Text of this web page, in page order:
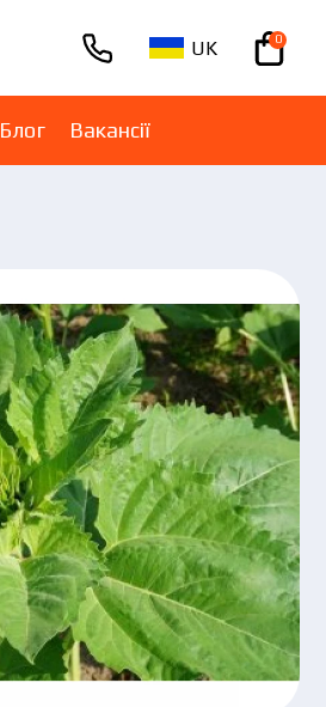
+380670001005
UK 0
Блог Вакансії